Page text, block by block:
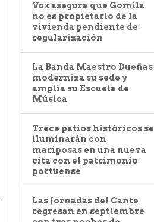
Vox asegura que Gomila
no es propietario de la
vivienda pendiente de
regularización
La Banda Maestro Dueñas
moderniza su sede y
amplía su Escuela de
Música
Trece patios históricos se
iluminarán con
mariposas en una nueva
cita con el patrimonio
portuense
Las Jornadas del Cante
regresan en septiembre